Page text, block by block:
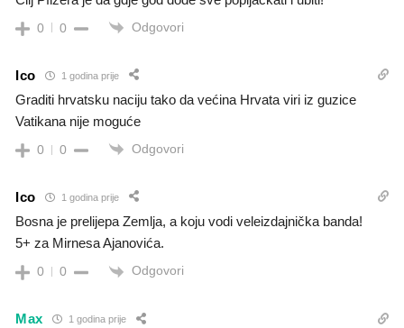
0 0 Odgovori
Ico 1 godina prije
Graditi hrvatsku naciju tako da većina Hrvata viri iz guzice
Vatikana nije moguće
0 0 Odgovori
Ico 1 godina prije
Bosna je prelijepa Zemlja, a koju vodi veleizdajnička banda!
5+ za Mirnesa Ajanovića.
0 0 Odgovori
Max 1 godina prije